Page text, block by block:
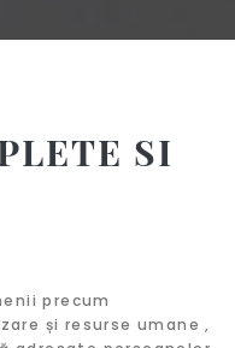
SI
precum
și resurse umane ,